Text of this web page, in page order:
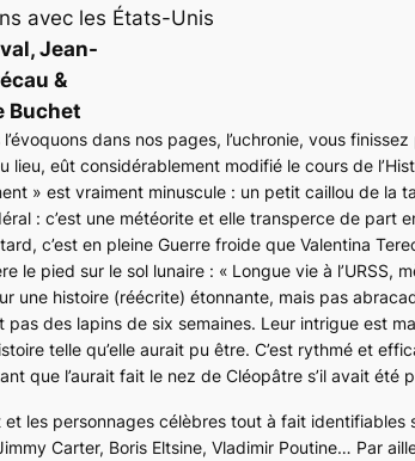
avec les États-Unis
Jean-
&
Buchet
dans nos pages, l’uchronie, vous
lieu, eût considérablement modifié le cours de
» est vraiment minuscule : un petit caillou de la
: c’est une météorite et elle transperce de part
c’est en pleine Guerre froide que Valentina
le pied sur le sol lunaire : « Longue vie à l’URSS,
une histoire (réécrite) étonnante, mais pas
pas des lapins de six semaines. Leur intrigue est
telle qu’elle aurait pu être. C’est rythmé et
que l’aurait fait le nez de Cléopâtre s’il avait été
les personnages célèbres tout à fait identifiables
Carter, Boris Eltsine, Vladimir Poutine… Par